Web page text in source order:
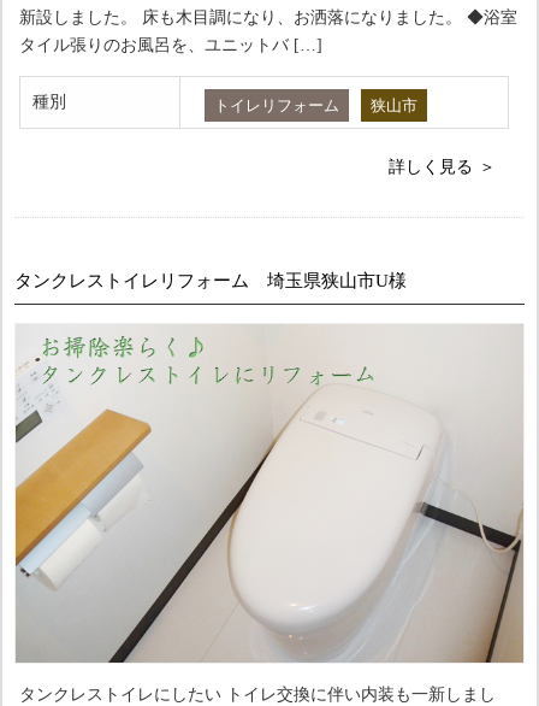
新設しました。 床も木目調になり、お洒落になりました。 ◆浴室
タイル張りのお風呂を、ユニットバ […]
種別 トイレリフォーム 狭山市
詳しく見る
タンクレストイレリフォーム 埼玉県狭山市U様
タンクレストイレにしたい トイレ交換に伴い内装も一新しまし